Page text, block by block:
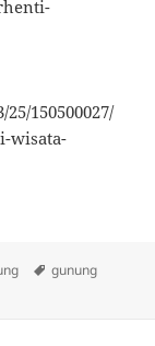
150500027/
wisata-
Tags
gunung